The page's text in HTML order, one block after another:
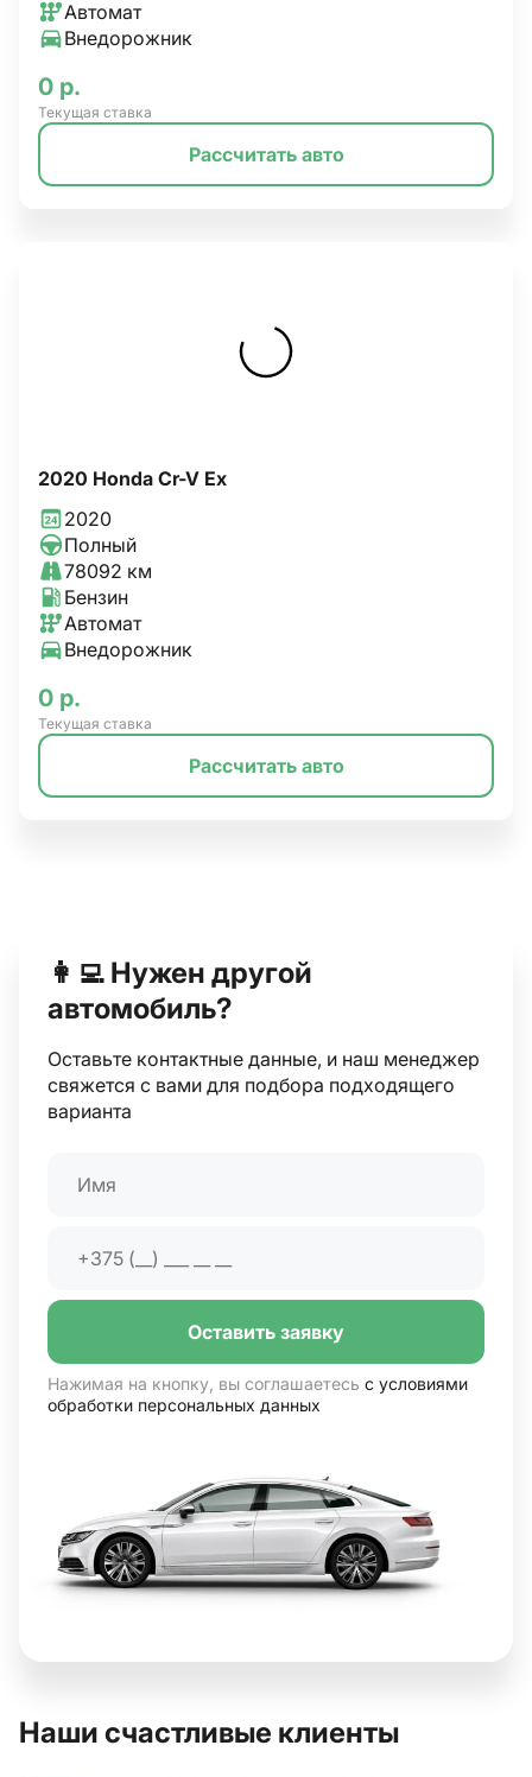
Автомат
Внедорожник
0 р.
Текущая ставка
Рассчитать авто
2020 Honda Cr-V Ex
2020
Полный
78092 км
Бензин
Автомат
Внедорожник
0 р.
Текущая ставка
Рассчитать авто
👩‍💻 Нужен другой
автомобиль?
Оставьте контактные данные, и наш менеджер
свяжется с вами для подбора подходящего
варианта
Оставить заявку
Нажимая на кнопку, вы соглашаетесь с условиями
обработки персональных данных
Наши счастливые клиенты